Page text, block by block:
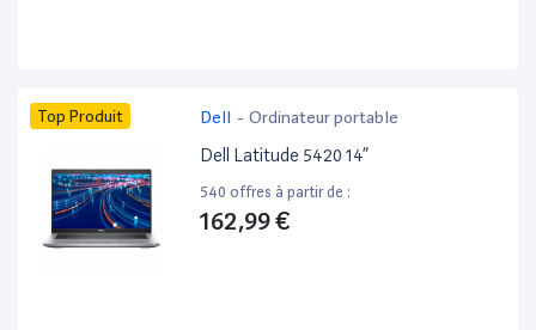
Top Produit Dell - Ordinateur portable
Dell Latitude 5420 14”
540 offres à partir de :
162,99 €